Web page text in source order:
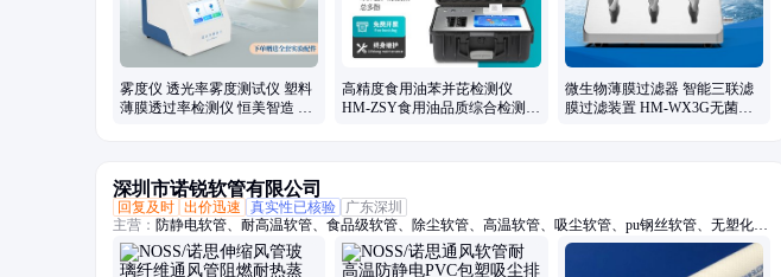
雾度仪 透光率雾度测试仪 塑料
薄膜透过率检测仪 恒美智造 材
高精度食用油苯并芘检测仪
HM-ZSY食用油品质综合检测仪
微生物薄膜过滤器 智能三联滤
膜过滤装置 HM-WX3G无菌过
深圳市诺锐软管有限公司
回复及时 出价迅速 真实性已核验
广东深圳
主营： 防静电软管、耐高温软管、食品级软管、除尘软管、高温软管、吸尘软管、pu钢丝软管、无塑化剂
软管、食品级钢丝软管、阻燃防静电软管、通风软管、通风管、高温风管、伸缩风管、耐腐蚀风管、耐高
温除尘管、除尘管、阻燃除尘管、吸尘管、耐热风管、PTFE风管、铁氟龙风管、洁净风管、防火风管、